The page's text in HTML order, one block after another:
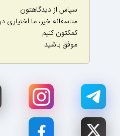
سپاس از دیدگاهتون
متاسفانه خیر، ما اختیاری
کمکتون کنیم.
موفق باشید